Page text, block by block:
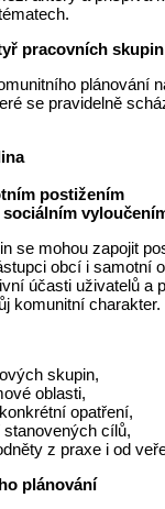
pracovních skupin
plánování
se pravidelně
postižením
se mohou zapojit
obcí i samotní
účasti uživatelů a
komunitní charakter.
skupin,
oblasti,
opatření,
cílů,
z praxe i od
plánování